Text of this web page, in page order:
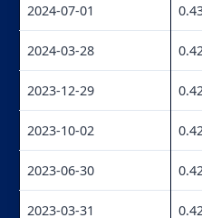
2024-07-01
2024-03-28
2023-12-29
2023-10-02
2023-06-30
2023-03-31